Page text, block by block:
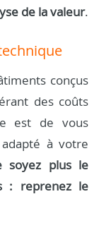
de la valeur.
conçus
des coûts
est de vous
à votre
soyez plus le
: reprenez le